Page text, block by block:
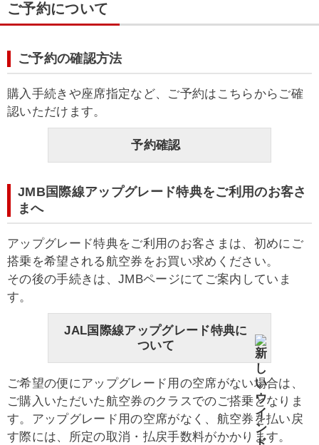
ご予約について
ご予約の確認方法
購入手続きや座席指定など、ご予約はこちらからご確
認いただけます。
予約確認
JMB国際線アップグレード特典をご利用のお客さ
まへ
アップグレード特典をご利用のお客さまは、初めにご
搭乗を希望される航空券をお買い求めください。
その後の手続きは、JMBページにてご案内していま
す。
JAL国際線アップグレード特典に
ついて
ご希望の便にアップグレード用の空席がない場合は、
ご購入いただいた航空券のクラスでのご搭乗となりま
す。アップグレード用の空席がなく、航空券を払い戻
す際には、所定の取消・払戻手数料がかかります。